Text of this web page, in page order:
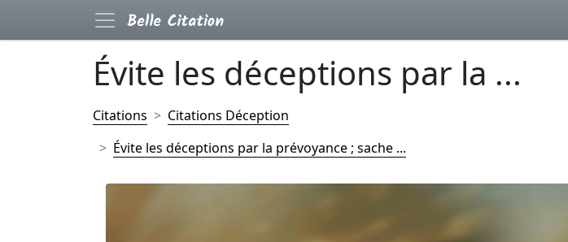
Évite les déceptions par la ...
Citations
Citations Déception
Évite les déceptions par la prévoyance ; sache ...